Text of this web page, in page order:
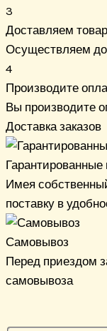
3
Доставляем товар
Осуществляем
4
Производите
Вы производите
Доставка заказов
Гарантированные
Имея
поставку в
Самовывоз
Перед приездом
самовывоза